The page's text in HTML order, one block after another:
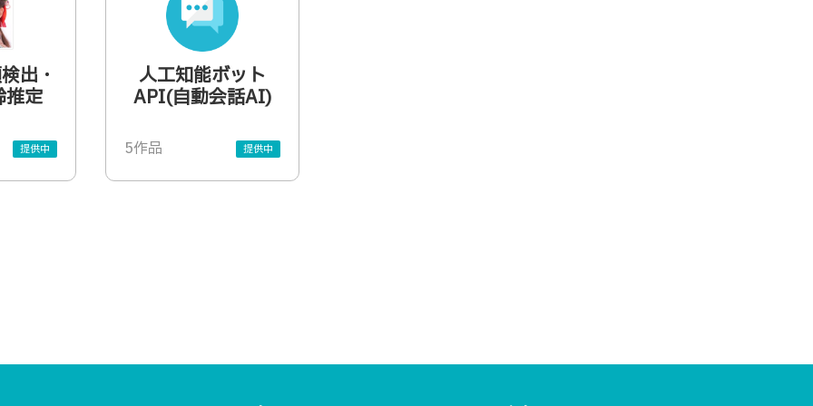
出・
推定
提供中
人工知能ボット
API(自動会話AI)
5作品 提供中